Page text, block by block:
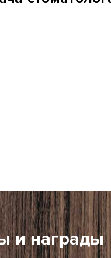
и награды